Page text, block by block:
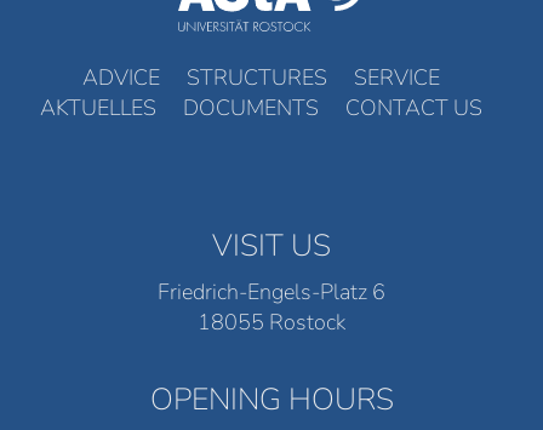
ADVICE STRUCTURES
SERVICE
AKTUELLES
DOCUMENTS CONTACT US
VISIT US
Friedrich-Engels-Platz 6
18055 Rostock
OPENING HOURS